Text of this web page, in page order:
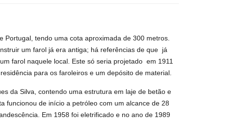
tendo uma cota aproximada de 300 metros.
um farol já era antiga; há referências de que já
farol naquele local. Este só seria projetado em 1911
para os faroleiros e um depósito de material.
da Silva, contendo uma estrutura em laje de betão e
funcionou de início a petróleo com um alcance de 28
Em 1958 foi eletrificado e no ano de 1989